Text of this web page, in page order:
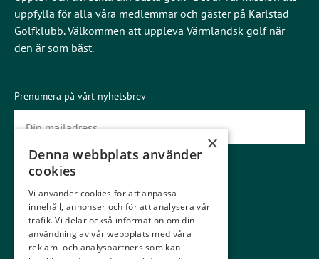
uppfylla för alla våra medlemmar och gäster på Karlstad
Golfklubb. Välkommen att uppleva Värmlandsk golf när
den är som bäst.
Gäster
Gästinfo
Våra banor
Medlemmar
Boka starttid
Kommittéer
Prenumera på vårt nyhetsbrev
Prenumerera
×
Denna webbplats använder
cookies
Vi använder cookies för att anpassa
innehåll, annonser och för att analysera vår
trafik. Vi delar också information om din
användning av vår webbplats med våra
reklam- och analyspartners som kan